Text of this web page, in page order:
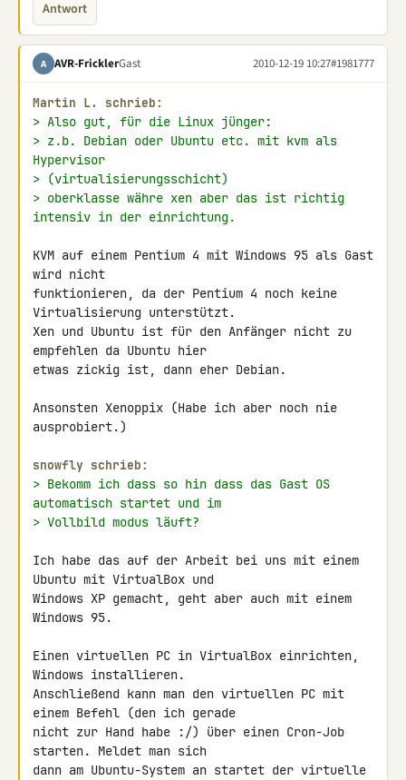
Antwort
A AVR-FricklerGast 2010-12-19 10:27#1981777
Martin L. schrieb:
> Also gut, für die Linux jünger:
> z.b. Debian oder Ubuntu etc. mit kvm als
Hypervisor
> (virtualisierungsschicht)
> oberklasse währe xen aber das ist richtig
intensiv in der einrichtung.
KVM auf einem Pentium 4 mit Windows 95 als Gast
wird nicht
funktionieren, da der Pentium 4 noch keine
Virtualisierung unterstützt.
Xen und Ubuntu ist für den Anfänger nicht zu
empfehlen da Ubuntu hier
etwas zickig ist, dann eher Debian.
Ansonsten Xenoppix (Habe ich aber noch nie
ausprobiert.)
snowfly schrieb:
> Bekomm ich dass so hin dass das Gast OS
automatisch startet und im
> Vollbild modus läuft?
Ich habe das auf der Arbeit bei uns mit einem
Ubuntu mit VirtualBox und
Windows XP gemacht, geht aber auch mit einem
Windows 95.
Einen virtuellen PC in VirtualBox einrichten,
Windows installieren.
Anschließend kann man den virtuellen PC mit
einem Befehl (den ich gerade
nicht zur Hand habe :/) über einen Cron-Job
starten. Meldet man sich
dann am Ubuntu-System an startet der virtuelle